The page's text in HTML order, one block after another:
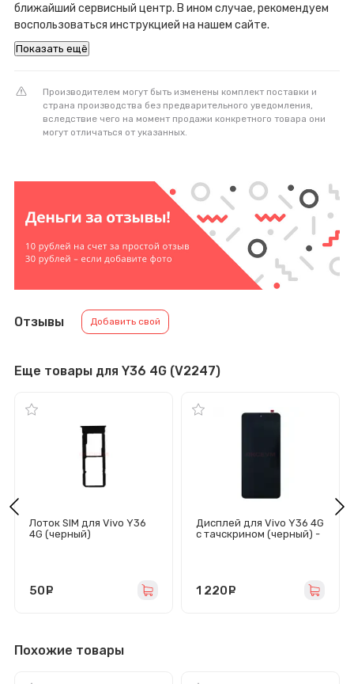
ближайший сервисный центр. В ином случае, рекомендуем
воспользоваться инструкцией на нашем сайте.
Показать ещё
Производителем могут быть изменены комплект поставки и
страна производства без предварительного уведомления,
вследствие чего на момент продажи конкретного товара они
могут отличаться от указанных.
Отзывы Добавить свой
Еще товары для Y36 4G (V2247)
Лоток SIM для Vivo Y36
4G (черный)
50
Дисплей для Vivo Y36 4G
с тачскрином (черный) -
1 220
Похожие товары